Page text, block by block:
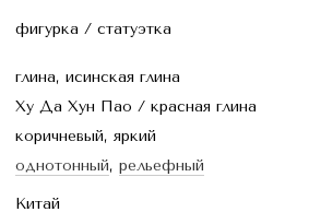
фигурка / статуэтка
глина, исинская глина
Ху Да Хун Пао / красная глина
коричневый, яркий
однотонный, рельефный
Китай